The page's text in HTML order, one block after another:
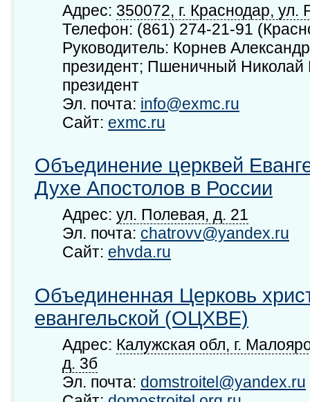
Адрес: 350072, г. Краснодар, ул.
Телефон: (861) 274-21-91
Руководитель: Корнев
президент; Пшеничный Николай
президент
Эл. почта: info@exmc.ru
Сайт: exmc.ru
Объединение церквей
Духе Апостолов в России
Адрес: ул. Полевая, д. 21
Эл. почта: chatrovv@yandex.ru
Сайт: ehvda.ru
Объединенная Церковь
евангельской (ОЦХВЕ)
Адрес: Калужская обл, г.
д. 3б
Эл. почта: domstroitel@yandex.ru